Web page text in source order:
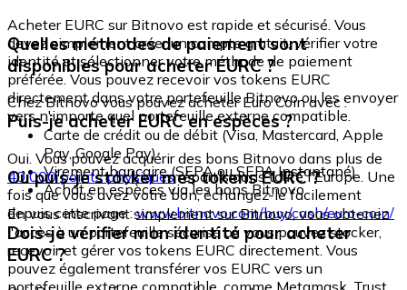
Acheter EURC sur Bitnovo est rapide et sécurisé. Vous
devez simplement créer un compte gratuit, vérifier votre
identité et sélectionner votre méthode de paiement
préférée. Vous pouvez recevoir vos tokens EURC
directement dans votre portefeuille Bitnovo ou les envoyer
vers n'importe quel portefeuille externe compatible.
Quelles méthodes de paiement sont
disponibles pour acheter EURC ?
Chez Bitnovo vous pouvez acheter Euro Coin avec :
Carte de crédit ou de débit (Visa, Mastercard, Apple
Pay, Google Pay)
Virement bancaire (SEPA ou SEPA Instantané)
Achat en espèces via les bons Bitnovo
Puis-je acheter EURC en espèces ?
Oui. Vous pouvez acquérir des bons Bitnovo dans plus de
40 000 points physiquesrépartis dans toute l'Europe. Une
fois que vous avez votre bon, échangez-le facilement
depuis cette page :www.bitnovo.com/buy/cash/euro-coin/
Où puis-je stocker mes tokens EURC ?
En vous inscrivant simplement sur Bitnovo, vous obtenez
l'accès à un portefeuille sécurisé où vous pouvez stocker,
recevoir et gérer vos tokens EURC directement. Vous
pouvez également transférer vos EURC vers un
Dois-je vérifier mon identité pour acheter
EURC ?